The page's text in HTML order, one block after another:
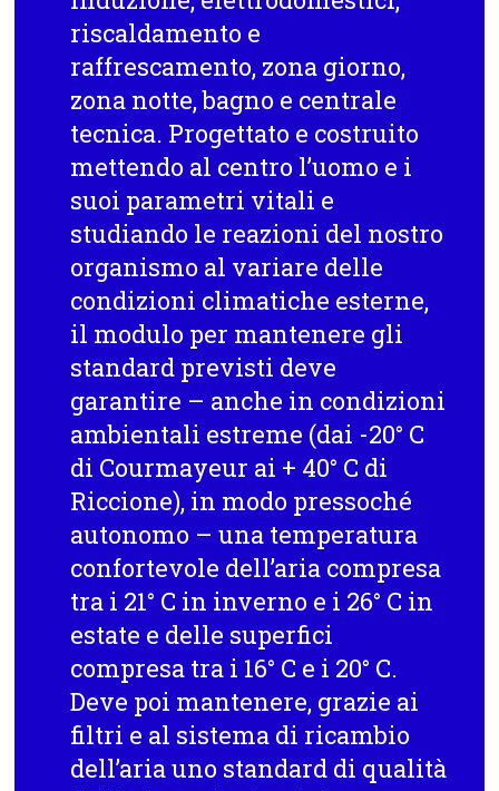
riscaldamento e
raffrescamento, zona giorno,
zona notte, bagno e centrale
tecnica. Progettato e costruito
mettendo al centro l’uomo e i
suoi parametri vitali e
studiando le reazioni del nostro
organismo al variare delle
condizioni climatiche esterne,
il modulo per mantenere gli
standard previsti deve
garantire – anche in condizioni
ambientali estreme (dai -20° C
di Courmayeur ai + 40° C di
Riccione), in modo pressoché
autonomo – una temperatura
confortevole dell’aria compresa
tra i 21° C in inverno e i 26° C in
estate e delle superfici
compresa tra i 16° C e i 20° C.
Deve poi mantenere, grazie ai
filtri e al sistema di ricambio
dell’aria uno standard di qualità